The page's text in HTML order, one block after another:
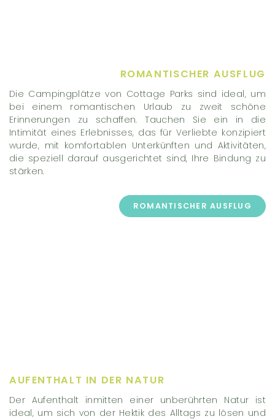
ROMANTISCHER AUSFLUG
Die Campingplätze von Cottage Parks sind ideal, um
bei einem romantischen Urlaub zu zweit schöne
Erinnerungen zu schaffen. Tauchen Sie ein in die
Intimität eines Erlebnisses, das für Verliebte konzipiert
wurde, mit komfortablen Unterkünften und Aktivitäten,
die speziell darauf ausgerichtet sind, Ihre Bindung zu
stärken.
ROMANTISCHER AUSFLUG
AUFENTHALT IN DER NATUR
Der Aufenthalt inmitten einer unberührten Natur ist
ideal, um sich von der Hektik des Alltags zu lösen und